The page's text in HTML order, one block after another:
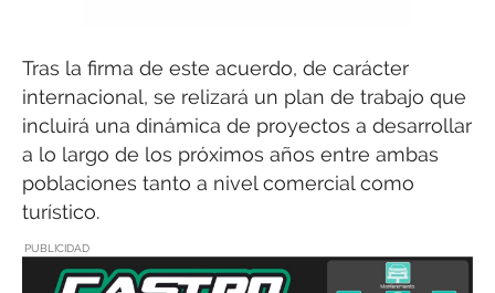
Tras la firma de este acuerdo, de carácter
internacional, se relizará un plan de trabajo que
incluirá una dinámica de proyectos a desarrollar
a lo largo de los próximos años entre ambas
poblaciones tanto a nivel comercial como
turístico.
PUBLICIDAD